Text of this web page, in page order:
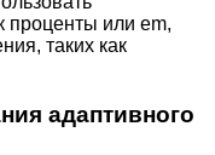
проценты или em,
таких как
адаптивного